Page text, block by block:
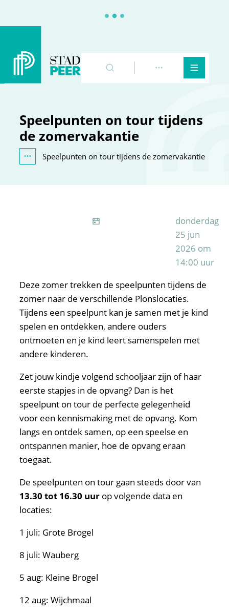
Zoeken Toon meerMenu
Speelpunten on tour tijdens
de zomervakantie
Toon alle broodkruimel items
Speelpunten on tour tijdens de zomervakantie
donderdag
25 jun
2026 om
14:00 uur
Deze zomer trekken de speelpunten tijdens de
zomer naar de verschillende Plonslocaties.
Tijdens een speelpunt kan je samen met je kind
spelen en ontdekken, andere ouders
ontmoeten en je kind leert samenspelen met
andere kinderen.
Zet jouw kindje volgend schooljaar zijn of haar
eerste stapjes in de opvang? Dan is het
speelpunt on tour de perfecte gelegenheid
voor een kennismaking met de opvang. Kom
langs en ontdek samen, op een speelse en
ontspannen manier, hoe de opvang eraan
toegaat.
De speelpunten on tour gaan steeds door van
13.30 tot 16.30 uur op volgende data en
locaties:
1 juli: Grote Brogel
8 juli: Wauberg
5 aug: Kleine Brogel
12 aug: Wijchmaal